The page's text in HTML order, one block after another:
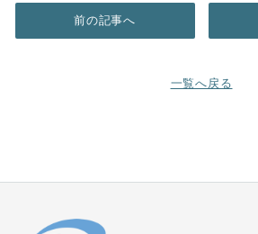
前の記事へ
一覧へ戻る